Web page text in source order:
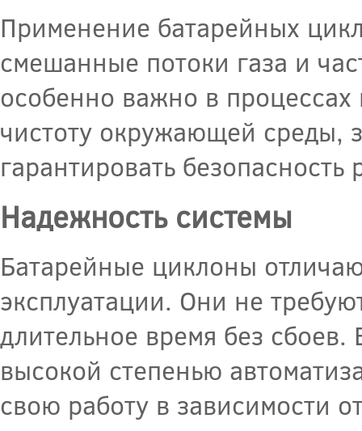
Применение батарейных
смешанные потоки газа и
особенно важно в процессах
чистоту окружающей среды,
гарантировать безопасность
Надежность системы
Батарейные циклоны
эксплуатации. Они не
длительное время без
высокой степенью
свою работу в зависимости